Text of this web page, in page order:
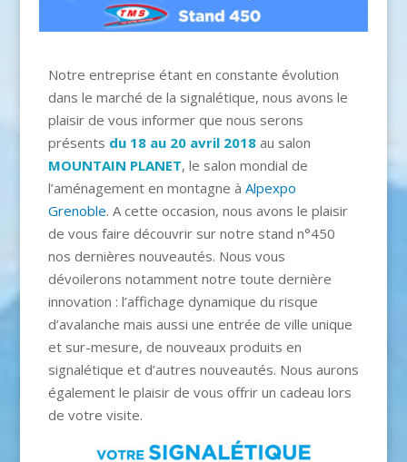
Notre entreprise étant en constante évolution
dans le marché de la signalétique, nous avons le
plaisir de vous informer que nous serons
présents du 18 au 20 avril 2018au salon
MOUNTAIN PLANET, le salon mondial de
l’aménagement en montagne à Alpexpo
Grenoble. A cette occasion, nous avons le plaisir
de vous faire découvrir sur notre stand n°450
nos dernières nouveautés. Nous vous
dévoilerons notamment notre toute dernière
innovation : l’affichage dynamique du risque
d’avalanche mais aussi une entrée de ville unique
et sur-mesure, de nouveaux produits en
signalétique et d’autres nouveautés. Nous aurons
également le plaisir de vous offrir un cadeau lors
de votre visite.